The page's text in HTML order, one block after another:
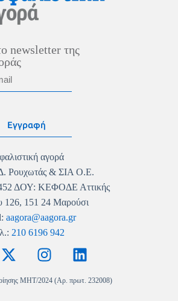
newsletter της
Εγγραφή
αγορά
Ρουχωτάς & ΣΙΑ Ο.Ε.
ΔΟΥ: ΚΕΦΟΔΕ Αττικής
126, 151 24 Μαρούσι
aagora@aagora.gr
210 6196 942
MHT/2024 (Αρ. πρωτ. 232008)